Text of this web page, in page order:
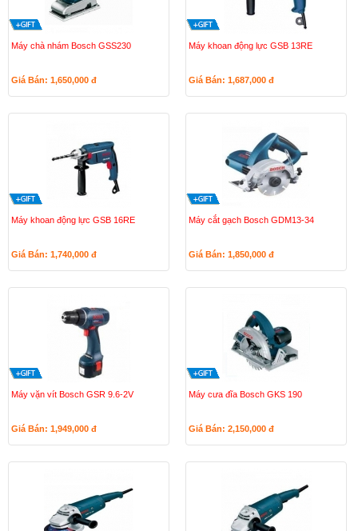
Máy chà nhám Bosch GSS230
Giá Bán: 1,650,000 đ
Máy khoan động lực GSB 13RE
Giá Bán: 1,687,000 đ
Máy khoan động lực GSB 16RE
Giá Bán: 1,740,000 đ
Máy cắt gạch Bosch GDM13-34
Giá Bán: 1,850,000 đ
Máy vặn vít Bosch GSR 9.6-2V
Giá Bán: 1,949,000 đ
Máy cưa đĩa Bosch GKS 190
Giá Bán: 2,150,000 đ